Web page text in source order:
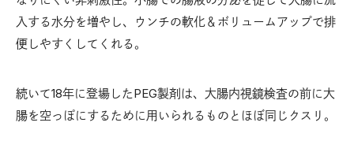
入する水分を増やし、ウンチの軟化＆ボリュームアップで排
便しやすくしてくれる。
続いて18年に登場したPEG製剤は、大腸内視鏡検査の前に大
腸を空っぽにするために用いられるものとほぼ同じクスリ。